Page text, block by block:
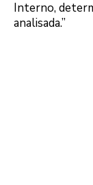
Interno,
analisada.”